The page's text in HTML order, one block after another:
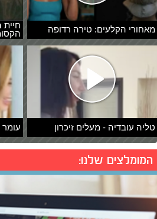
מאחורי הקלעים: טירה רדופה
טליה עובדיה - מעלים זיכרון עומר
המומלצים שלנו: